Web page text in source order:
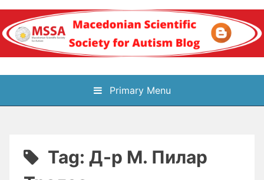
Skip
content
Блог на
Македонското научно
здружение за
Primary Menu
Tag: Д-р М. Пилар